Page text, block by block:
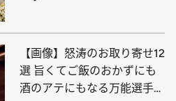
【画像】怒涛のお取り寄せ12
選 旨くてご飯のおかずにも
酒のアテにもなる万能選手た